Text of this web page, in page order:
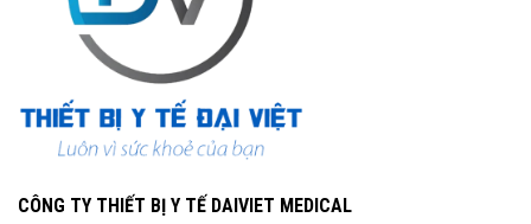
CÔNG TY THIẾT BỊ Y TẾ DAIVIET MEDICAL